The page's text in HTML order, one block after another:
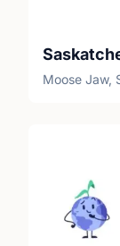
Moose Jaw,